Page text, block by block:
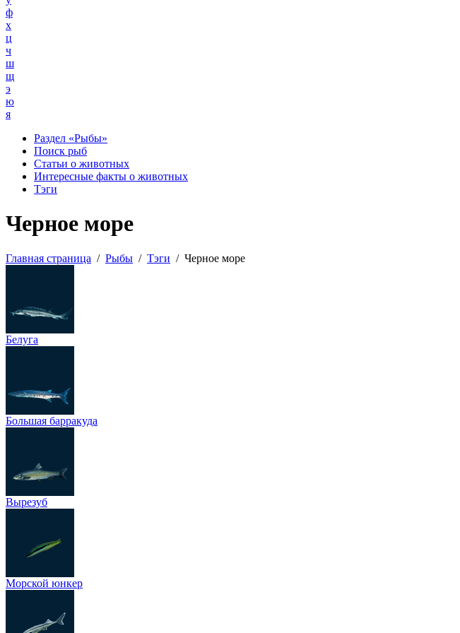
ф
х
ц
ч
ш
щ
э
ю
я
Раздел «Рыбы»
Поиск рыб
Статьи о животных
Интересные факты о животных
Тэги
Черное море
Главная страница / Рыбы / Тэги / Черное море
Белуга
Большая барракуда
Вырезуб
Морской юнкер